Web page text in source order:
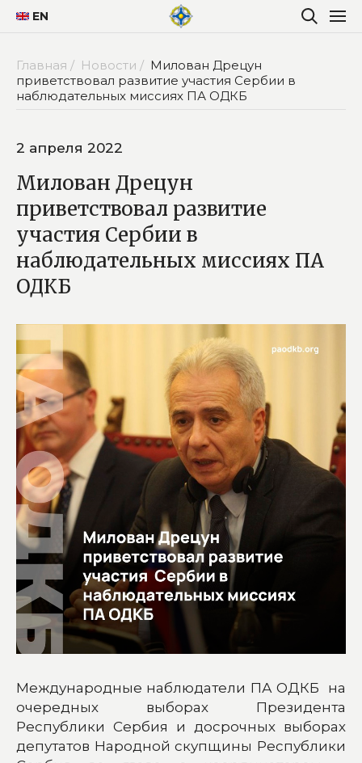
EN
Главная / Новости / Милован Дрецун
приветствовал развитие участия Сербии в
наблюдательных миссиях ПА ОДКБ
2 апреля 2022
Милован Дрецун
приветствовал развитие
участия Сербии в
наблюдательных миссиях ПА
ОДКБ
Международные наблюдатели ПА ОДКБ на
очередных выборах Президента
Республики Сербия и досрочных выборах
депутатов Народной скупщины Республики